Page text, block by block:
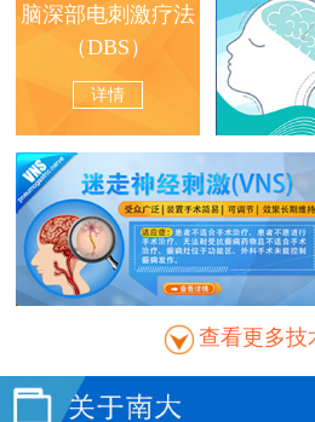
脑深部电刺激疗法
（DBS）
详情
查看更多技